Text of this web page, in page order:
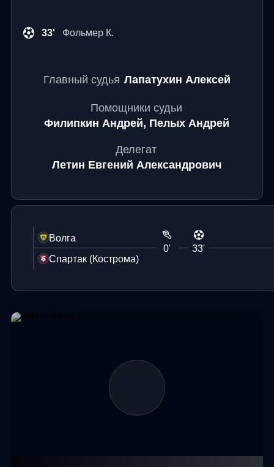
33' Фольмер К.
Главный судья Лапатухин Алексей
Помощники судьи
Филипкин Андрей, Пелых Андрей
Делегат
Летин Евгений Александрович
Волга
Спартак (Кострома)
0' 33'